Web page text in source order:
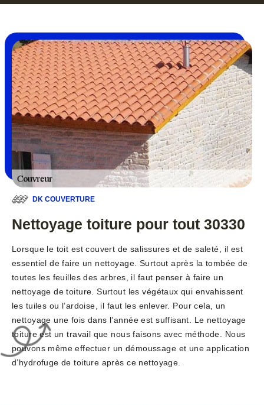
DK COUVERTURE
Nettoyage toiture pour tout 30330
Lorsque le toit est couvert de salissures et de saleté, il est
essentiel de faire un nettoyage. Surtout après la tombée de
toutes les feuilles des arbres, il faut penser à faire un
nettoyage de toiture. Surtout les végétaux qui envahissent
les tuiles ou l’ardoise, il faut les enlever. Pour cela, un
nettoyage une fois dans l’année est suffisant. Le nettoyage
toiture est un travail que nous faisons avec méthode. Nous
pouvons même effectuer un démoussage et une application
d’hydrofuge de toiture après ce nettoyage.